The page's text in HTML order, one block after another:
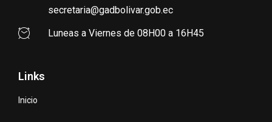
secretaria@gadbolivar.gob.ec
Luneas a Viernes de 08H00 a 16H45
Links
Inicio